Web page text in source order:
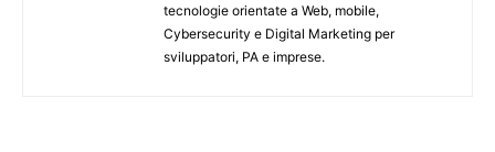
tecnologie orientate a Web, mobile,
Cybersecurity e Digital Marketing per
sviluppatori, PA e imprese.